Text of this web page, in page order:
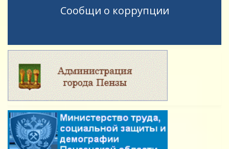
Сообщи о коррупции